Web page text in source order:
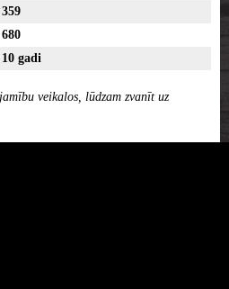
359
680
10 gadi
veikalos, lūdzam zvanīt uz